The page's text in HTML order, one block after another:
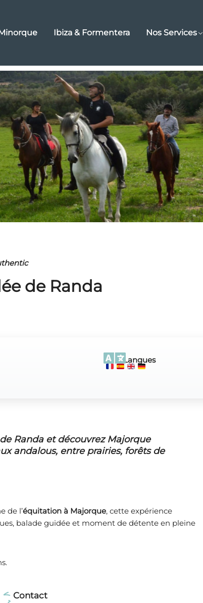
Ibiza & Formentera Nos Services
de Randa
Langues
Randa et découvrez Majorque
andalous, entre prairies, forêts de
de l’équitation à Majorque, cette expérience
balade guidée et moment de détente en pleine
Contact